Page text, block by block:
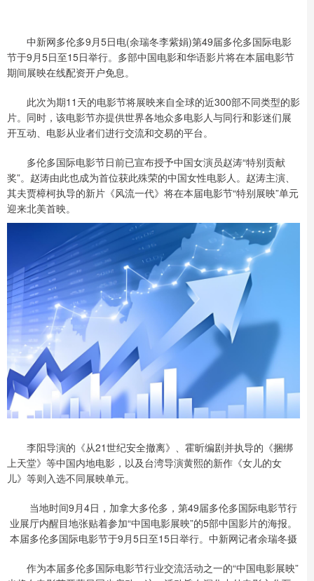
中新网多伦多9月5日电(余瑞冬李紫娟)第49届多伦多国际电影
节于9月5日至15日举行。多部中国电影和华语影片将在本届电影节
期间展映在线配资开户免息。
此次为期11天的电影节将展映来自全球的近300部不同类型的影
片。同时，该电影节亦提供世界各地众多电影人与同行和影迷们展
开互动、电影从业者们进行交流和交易的平台。
多伦多国际电影节日前已宣布授予中国女演员赵涛“特别贡献
奖”。赵涛由此也成为首位获此殊荣的中国女性电影人。赵涛主演、
其夫贾樟柯执导的新片《风流一代》将在本届电影节“特别展映”单元
迎来北美首映。
李阳导演的《从21世纪安全撤离》、霍昕编剧并执导的《捆绑
上天堂》等中国内地电影，以及台湾导演黄熙的新作《女儿的女
儿》等则入选不同展映单元。
当地时间9月4日，加拿大多伦多，第49届多伦多国际电影节行
业展厅内醒目地张贴着参加“中国电影展映”的5部中国影片的海报。
本届多伦多国际电影节于9月5日至15日举行。中新网记者余瑞冬摄
作为本届多伦多国际电影节行业交流活动之一的“中国电影展映”